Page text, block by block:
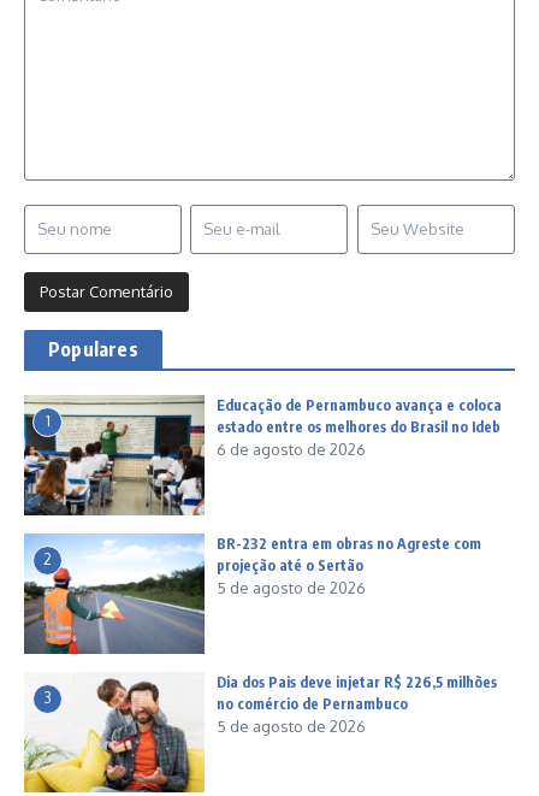
Populares
1
Educação de Pernambuco avança e coloca
estado entre os melhores do Brasil no Ideb
6 de agosto de 2026
2
BR-232 entra em obras no Agreste com
projeção até o Sertão
5 de agosto de 2026
3
Dia dos Pais deve injetar R$ 226,5 milhões
no comércio de Pernambuco
5 de agosto de 2026